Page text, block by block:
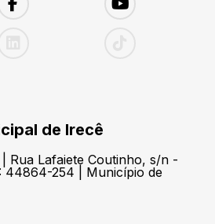
de Irecê
Rua Lafaiete Coutinho, s/n -
44864-254 | Município de